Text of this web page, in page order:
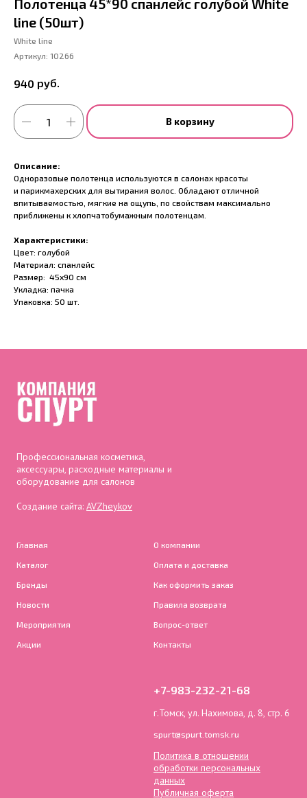
Полотенца 45*90 спанлейс голубой White
line (50шт)
White line
Артикул: 10266
940 руб.
В корзину
Описание:
Одноразовые полотенца используются в салонах красоты
и парикмахерских для вытирания волос. Обладают отличной
впитываемостью, мягкие на ощупь, по свойствам максимально
приближены к хлопчатобумажным полотенцам.
Характеристики:
Цвет: голубой
Материал: спанлейс
Размер: 45х90 см
Укладка: пачка
Упаковка: 50 шт.
Профессиональная косметика,
аксессуары, расходные материалы и
оборудование для салонов
Создание сайта: AVZheykov
Главная
Каталог
Бренды
Новости
Мероприятия
Акции
О компании
Оплата и доставка
Как оформить заказ
Правила возврата
Вопрос-ответ
Контакты
+7-983-232-21-68
г.Томск, ул. Нахимова, д. 8, стр. 6
spurt@spurt.tomsk.ru
Политика в отношении
обработки персональных
данных
Публичная оферта